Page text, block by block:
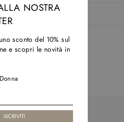
NOSTRA
sconto del 10% sul
e scopri le novità in
Donna
SHOP ONLINE